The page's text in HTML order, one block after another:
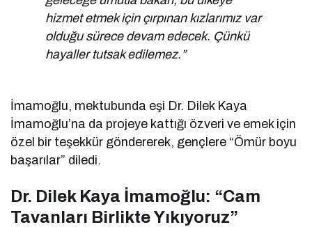
hizmet etmek için çırpınan kızlarımız var
olduğu sürece devam edecek. Çünkü
hayaller tutsak edilemez.”
İmamoğlu, mektubunda eşi Dr. Dilek Kaya
İmamoğlu’na da projeye kattığı özveri ve emek için
özel bir teşekkür göndererek, gençlere “Ömür boyu
başarılar” diledi.
Dr. Dilek Kaya İmamoğlu: “Cam
Tavanları Birlikte Yıkıyoruz”